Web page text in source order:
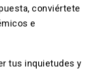
conviértete
e
tus inquietudes y